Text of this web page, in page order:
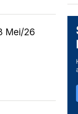
Mei/26